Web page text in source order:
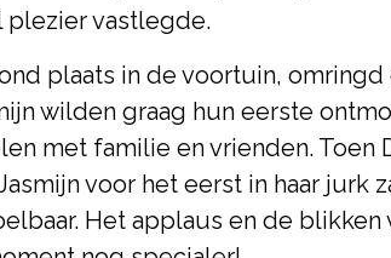
plezier vastlegde.
plaats in de voortuin,
wilden graag hun eerste
met familie en vrienden. Toen
voor het eerst in haar jurk
Het applaus en de